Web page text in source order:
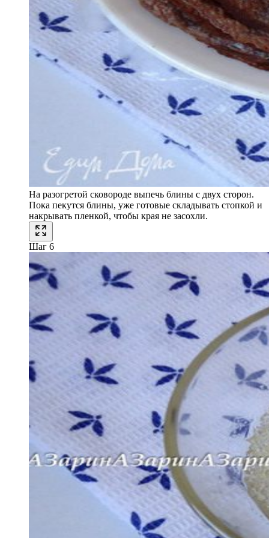
На разогретой сковороде выпечь блины с двух сторон.
Пока пекутся блины, уже готовые складывать стопкой и
накрывать пленкой, чтобы края не засохли.
Шаг 6